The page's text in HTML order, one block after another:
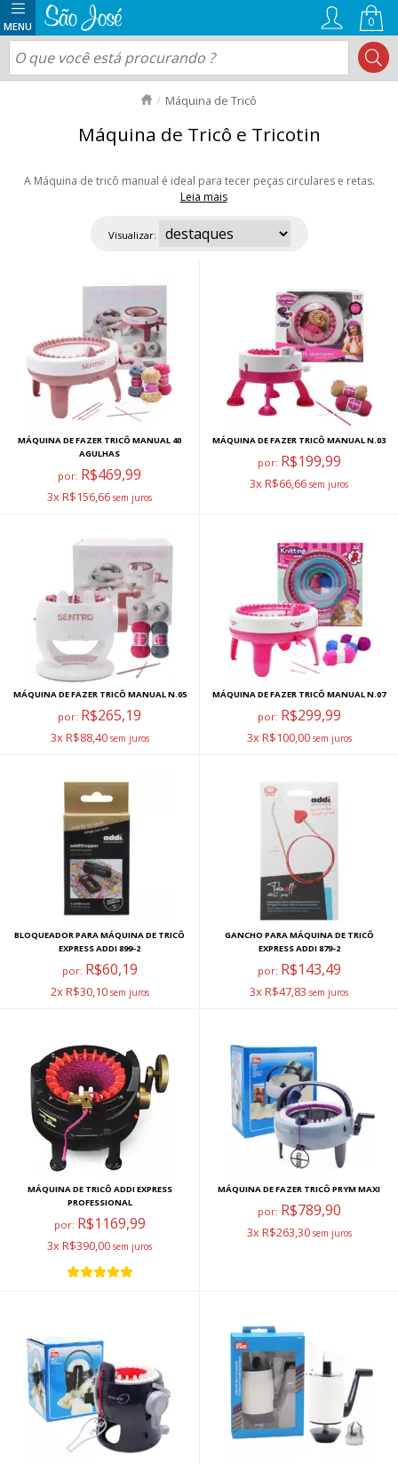
0
Máquina de Tricô
Máquina de Tricô e Tricotin
A Máquina de tricô manual é ideal para tecer peças circulares e retas.
Leia mais
gorros, cachecóis, luvas, chapéus, meias e muito mais. Encontre também a
máquina de Tricotin, uma ferramenta que faz os famosos cordões I-cord,
Visualizar:
MÁQUINA DE FAZER TRICÔ MANUAL 40
AGULHAS
por: R$469,99
3x R$156,66
MÁQUINA DE FAZER TRICÔ MANUAL N.03
por: R$199,99
3x R$66,66
MÁQUINA DE FAZER TRICÔ MANUAL N.05
por: R$265,19
3x R$88,40
MÁQUINA DE FAZER TRICÔ MANUAL N.07
por: R$299,99
3x R$100,00
BLOQUEADOR PARA MÁQUINA DE TRICÔ
EXPRESS ADDI 899-2
por: R$60,19
2x R$30,10
GANCHO PARA MÁQUINA DE TRICÔ
EXPRESS ADDI 879-2
por: R$143,49
3x R$47,83
MÁQUINA DE TRICÔ ADDI EXPRESS
PROFESSIONAL
por: R$1169,99
3x R$390,00
MÁQUINA DE FAZER TRICÔ PRYM MAXI
por: R$789,90
3x R$263,30